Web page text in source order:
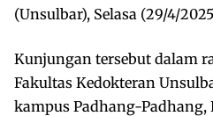
(Unsulbar), Selasa (29/4/
Kunjungan tersebut dalam
Fakultas Kedokteran
kampus Padhang-Padhang,